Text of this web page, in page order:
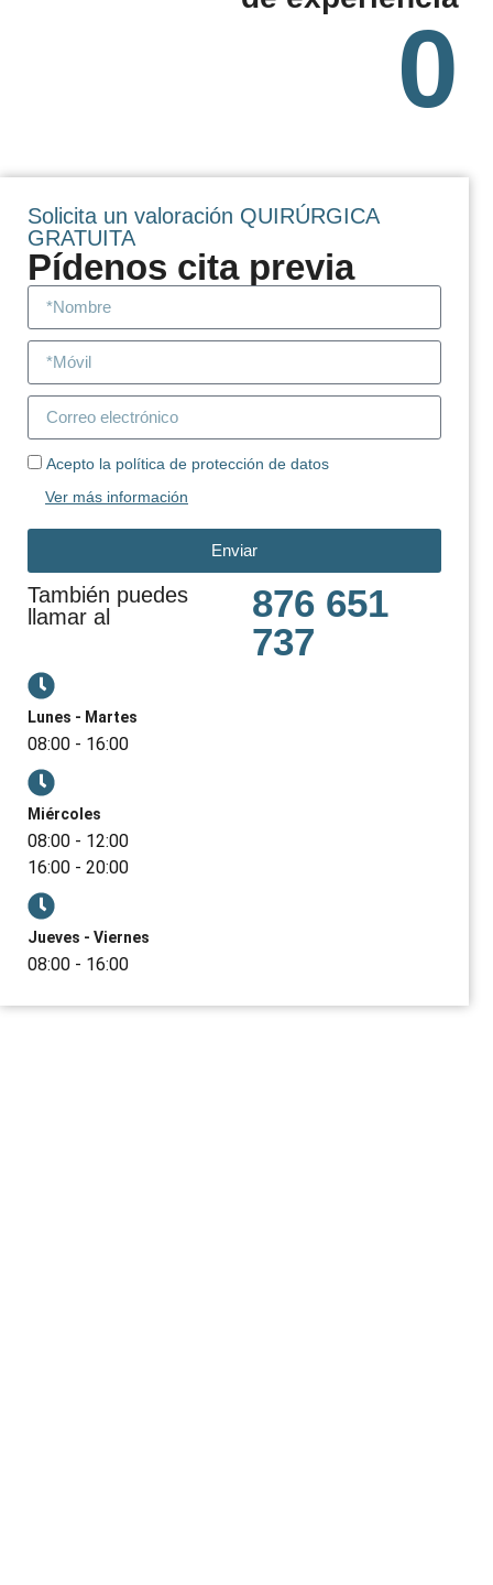
0
Solicita un valoración QUIRÚRGICA
GRATUITA
Pídenos cita previa
Acepto la política de protección de datos
Ver más información
Enviar
También puedes
llamar al
876 651
737
Lunes - Martes
08:00 - 16:00
Miércoles
08:00 - 12:00
16:00 - 20:00
Jueves - Viernes
08:00 - 16:00